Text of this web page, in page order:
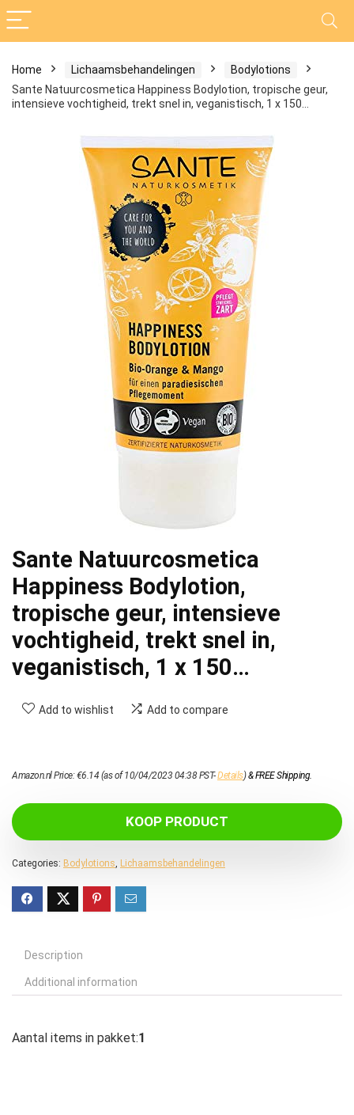
Home Lichaamsbehandelingen
Bodylotions
Sante Natuurcosmetica Happiness Bodylotion, tropische geur,
intensieve vochtigheid, trekt snel in, veganistisch, 1 x 150…
Sante Natuurcosmetica
Happiness Bodylotion,
tropische geur, intensieve
vochtigheid, trekt snel in,
veganistisch, 1 x 150…
Add to wishlist Add to compare
Amazon.nl Price:€6.14 (as of 10/04/2023 04:38 PST-Details)&FREE Shipping.
KOOP PRODUCT
Categories: Bodylotions, Lichaamsbehandelingen
Description
Additional information
Aantal items in pakket:1